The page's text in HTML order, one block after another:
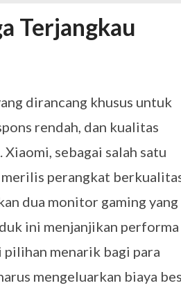
MARET 28, 2026
JULI 23, 2026
Terjangkau
dirancang khusus untuk
rendah, dan kualitas
sebagai salah satu
perangkat
dua monitor gaming yang
ini menjanjikan performa
menarik bagi para
mengeluarkan biaya